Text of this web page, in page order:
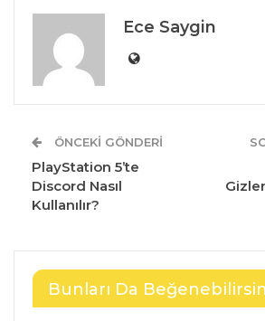
Ece Saygin
ÖNCEKI GÖNDERI
PlayStation 5’te
Discord Nasıl
Kullanılır?
Bunları Da Beğenebilirsin